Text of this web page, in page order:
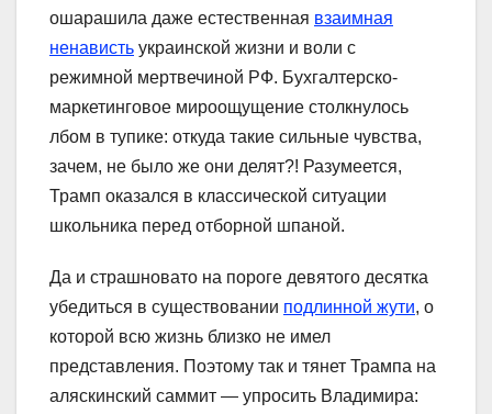
ошарашила даже естественная взаимная
ненависть украинской жизни и воли с
режимной мертвечиной РФ. Бухгалтерско-
маркетинговое мироощущение столкнулось
лбом в тупике: откуда такие сильные чувства,
зачем, не было же они делят?! Разумеется,
Трамп оказался в классической ситуации
школьника перед отборной шпаной.
Да и страшновато на пороге девятого десятка
убедиться в существовании подлинной жути, о
которой всю жизнь близко не имел
представления. Поэтому так и тянет Трампа на
аляскинский саммит — упросить Владимира: